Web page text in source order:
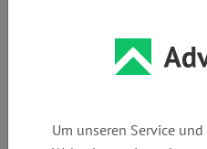
Rechtsanwalt
Um unseren Service